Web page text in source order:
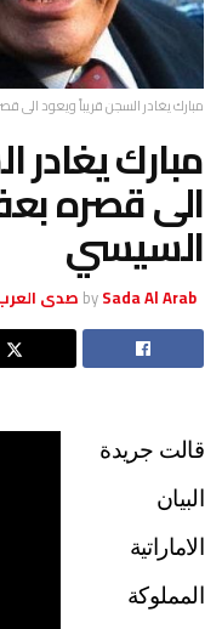
مبارك يغادر السجن قريباً ويعود
مبارك يغادر
الى قصره
السيسي
bySada Al Arab صدى العرب
قالت جريدة
البيان
الاماراتية
المملوكة